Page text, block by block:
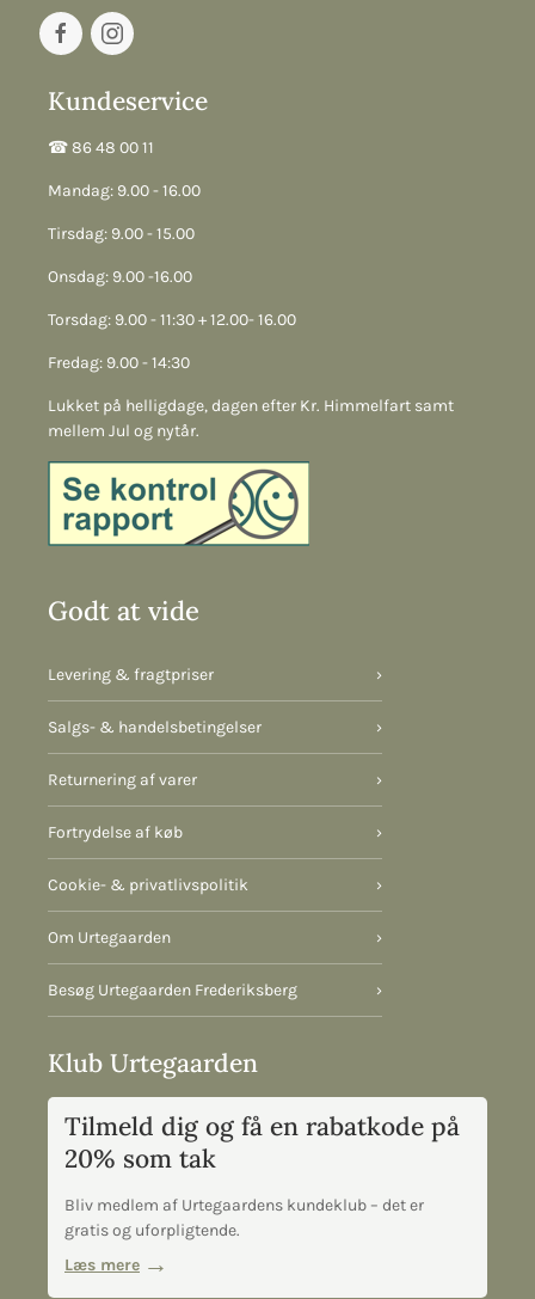
Kundeservice
☎︎ 86 48 00 11
Mandag: 9.00 - 16.00
Tirsdag: 9.00 - 15.00
Onsdag: 9.00 -16.00
Torsdag: 9.00 - 11:30 + 12.00- 16.00
Fredag: 9.00 - 14:30
Lukket på helligdage, dagen efter Kr. Himmelfart samt
mellem Jul og nytår.
Godt at vide
Levering & fragtpriser ›
Salgs- & handelsbetingelser ›
Returnering af varer ›
Fortrydelse af køb ›
Cookie- & privatlivspolitik ›
Om Urtegaarden ›
Besøg Urtegaarden Frederiksberg ›
Klub Urtegaarden
Tilmeld dig og få en rabatkode på
20% som tak
Bliv medlem af Urtegaardens kundeklub – det er
gratis og uforpligtende.
Læs mere